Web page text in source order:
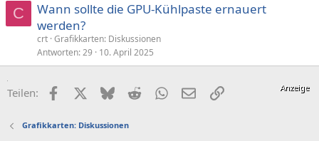
C
Wann sollte die GPU-Kühlpaste ernauert
werden?
crt Grafikkarten: Diskussionen
Antworten 29 10. April 2025
Teilen: FacebookX (Twitter)
BlueskyRedditWhatsApp
E-MailLink
Grafikkarten: Diskussionen